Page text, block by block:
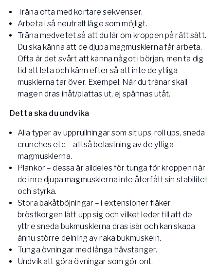
Träna ofta med kortare sekvenser.
Arbeta i så neutralt läge som möjligt.
Träna medvetet så att du lär om kroppen på rätt sätt.
Du ska känna att de djupa magmusklerna får arbeta.
Ofta är det svårt att känna något i början, men ta dig
tid att leta och känn efter så att inte de ytliga
musklerna tar över. Exempel: När du tränar skall
magen dras inåt/plattas ut, ej spännas utåt.
Detta ska du undvika
Alla typer av upprullningar som sit ups, roll ups, sneda
crunches etc – alltså belastning av de ytliga
magmusklerna.
Plankor – dessa är alldeles för tunga för kroppen när
de inre djupa magmusklerna inte återfått sin stabilitet
och styrka.
Stora bakåtböjningar – i extensioner fläker
bröstkorgen lätt upp sig och vilket leder till att de
yttre sneda bukmusklerna dras isär och kan skapa
ännu större delning av raka bukmuskeln.
Tunga övningar med långa hävstänger.
Undvik att göra övningar som gör ont.